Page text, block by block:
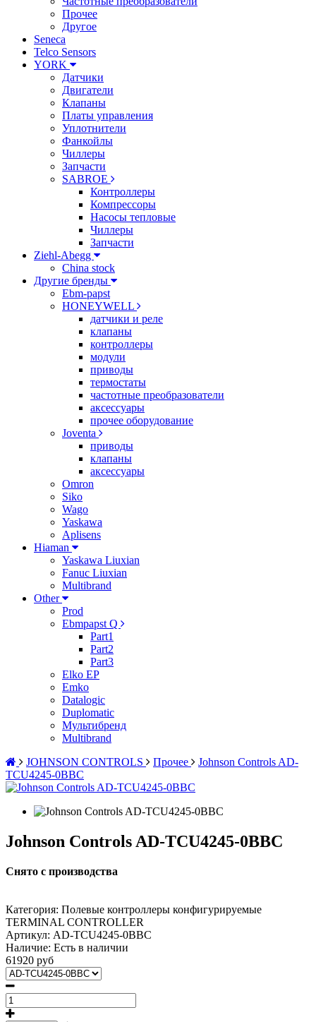
Прочее
Другое
Seneca
Telco Sensors
YORK
Датчики
Двигатели
Клапаны
Платы управления
Уплотнители
Фанкойлы
Чиллеры
Запчасти
SABROE
Контроллеры
Компрессоры
Насосы тепловые
Чиллеры
Запчасти
Ziehl-Abegg
China stock
Другие бренды
Ebm-papst
HONEYWELL
датчики и реле
клапаны
контроллеры
модули
приводы
термостаты
частотные преобразователи
аксессуары
прочее оборудование
Joventa
приводы
клапаны
аксессуары
Omron
Siko
Wago
Yaskawa
Aplisens
Hiaman
Yaskawa Liuxian
Fanuc Liuxian
Multibrand
Other
Prod
Ebmpapst Q
Part1
Part2
Part3
Elko EP
Emko
Datalogic
Duplomatic
Мультибренд
Multibrand
JOHNSON CONTROLS
Прочее
Johnson Controls AD-
TCU4245-0BBC
Johnson Controls AD-TCU4245-0BBC
Снято с производства
Категория: Полевые контроллеры конфигурируемые
TERMINAL CONTROLLER
Артикул: AD-TCU4245-0BBC
Наличие: Есть в наличии
61920 руб